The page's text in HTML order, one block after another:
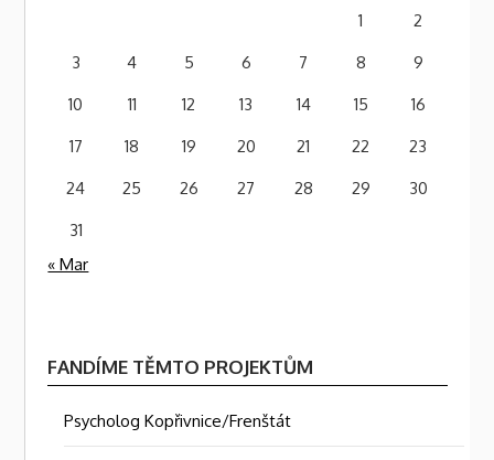
1
2
3
4 5 6 7 8
9
10
11 12 13 14 15
16
17
18 19 20 21 22
23
24
25 26 27 28 29
30
31
« Mar
FANDÍME TĚMTO PROJEKTŮM
Psycholog Kopřivnice/Frenštát